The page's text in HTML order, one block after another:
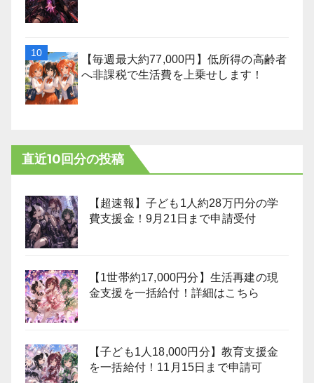
【毎週最大約77,000円】低所得の高齢者
へ非課税で生活費を上乗せします！
直近10回分の投稿
【超速報】子ども1人約28万円分の学
費支援金！9月21日まで申請受付
【1世帯約17,000円分】生活再建の現
金支援を一括給付！詳細はこちら
【子ども1人18,000円分】教育支援金
を一括給付！11月15日まで申請可